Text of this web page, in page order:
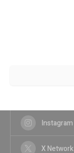
Instagram
X Network